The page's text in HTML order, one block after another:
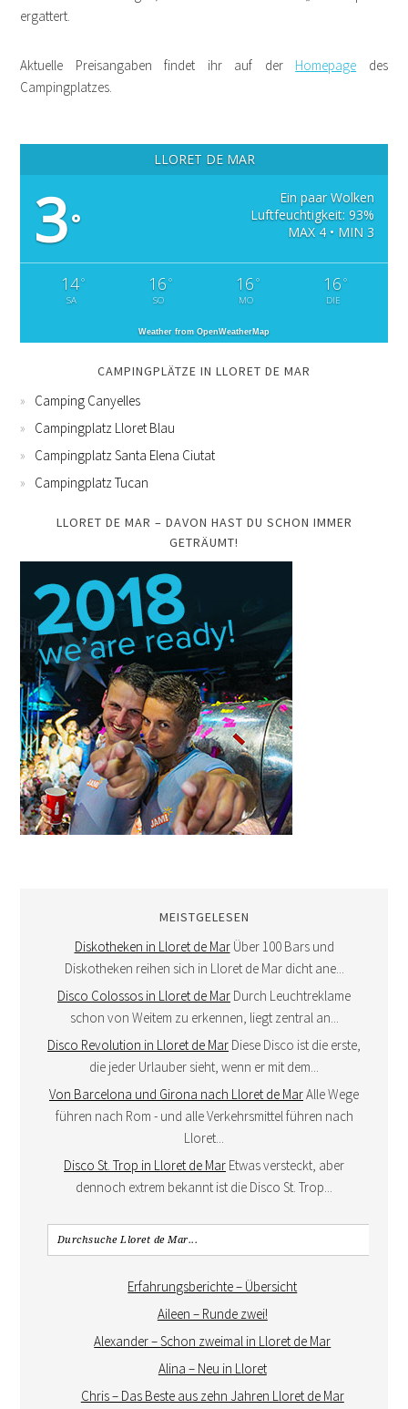
ergattert.
Aktuelle Preisangaben findet ihr auf der Homepage des
Campingplatzes.
LLORET DE MAR
3°
Ein paar Wolken
Luftfeuchtigkeit: 93%
MAX 4 • MIN 3
14°
SA
16 °
SO
16 °
MO
16 °
DIE
Weather from OpenWeatherMap
CAMPINGPLÄTZE IN LLORET DE MAR
Camping Canyelles
Campingplatz Lloret Blau
Campingplatz Santa Elena Ciutat
Campingplatz Tucan
LLORET DE MAR – DAVON HAST DU SCHON IMMER
GETRÄUMT!
MEISTGELESEN
Diskotheken in Lloret de Mar Über 100 Bars und
Diskotheken reihen sich in Lloret de Mar dicht ane...
Disco Colossos in Lloret de Mar Durch Leuchtreklame
schon von Weitem zu erkennen, liegt zentral an...
Disco Revolution in Lloret de Mar Diese Disco ist die erste,
die jeder Urlauber sieht, wenn er mit dem...
Von Barcelona und Girona nach Lloret de MarAlle Wege
führen nach Rom - und alle Verkehrsmittel führen nach
Lloret...
Disco St. Trop in Lloret de Mar Etwas versteckt, aber
dennoch extrem bekannt ist die Disco St. Trop...
Erfahrungsberichte – Übersicht
Aileen – Runde zwei!
Alexander – Schon zweimal in Lloret de Mar
Alina – Neu in Lloret
Chris – Das Beste aus zehn Jahren Lloret de Mar